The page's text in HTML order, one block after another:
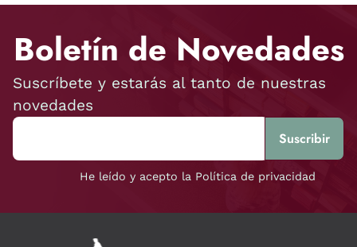
Boletín de Novedades
Suscríbete y estarás al tanto de nuestras
novedades
He leído y acepto la Política de privacidad